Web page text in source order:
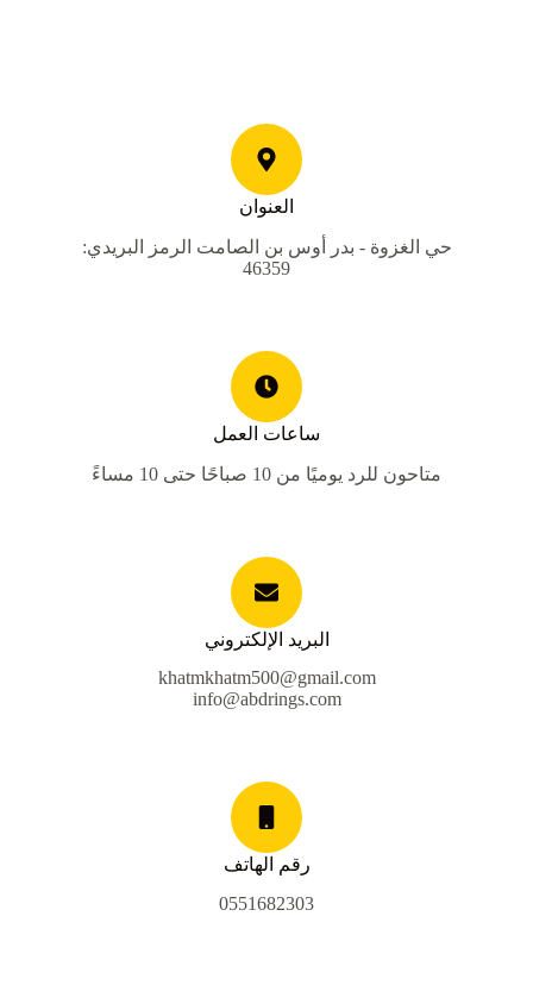
العنوان
حي الغزوة - بدر أوس بن الصامت الرمز البريدي:
46359
ساعات العمل
متاحون للرد يوميًا من 10 صباحًا حتى 10 مساءً
البريد الإلكتروني
khatmkhatm500@gmail.com
info@abdrings.com
رقم الهاتف
0551682303